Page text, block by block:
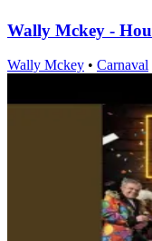
Wally Mckey -
Wally Mckey • Carnaval